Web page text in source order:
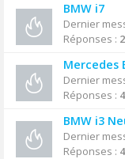
BMW i7
Dernier
Réponses :
Mercedes
Dernier
Réponses :
BMW i3
Dernier
Réponses :